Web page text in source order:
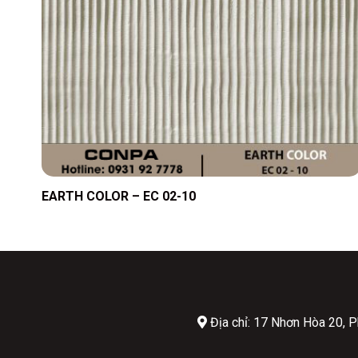
EARTH COLOR – EC 02-10
Địa chỉ: 17 Nhơn Hòa 20,